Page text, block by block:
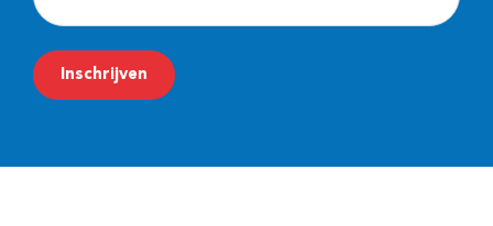
-
m
a
Inschrijven